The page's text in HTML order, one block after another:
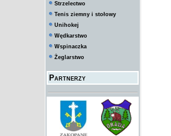
Strzelectwo
Tenis ziemny i stołowy
Unihokej
Wędkarstwo
Wspinaczka
Żeglarstwo
Partnerzy